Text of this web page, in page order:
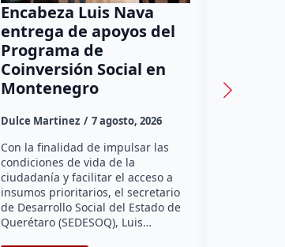
Encabeza Luis Nava
entrega de apoyos del
Programa de
Coinversión Social en
Montenegro
Dulce Martinez 7 agosto, 2026
Con la finalidad de impulsar las
condiciones de vida de la
ciudadanía y facilitar el acceso a
insumos prioritarios, el secretario
de Desarrollo Social del Estado de
Querétaro (SEDESOQ), Luis…
Rodrigo
en la
de que su